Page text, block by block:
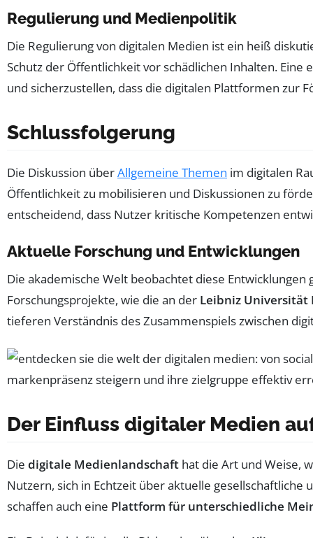
Regulierung und Medienpolitik
Die Regulierung von digitalen Medien ist ein heiß
Schutz der Öffentlichkeit vor schädlichen Inhalten. Eine
und sicherzustellen, dass die digitalen Plattformen zur
Schlussfolgerung
Die Diskussion überAllgemeine Themen im digitalen
Öffentlichkeit zu mobilisieren und Diskussionen zu
entscheidend, dass Nutzer kritische Kompetenzen
Aktuelle Forschung und Entwicklungen
Die akademische Welt beobachtet diese
Forschungsprojekte, wie die an der Leibniz Universität
tieferen Verständnis des Zusammenspiels zwischen
Der Einfluss digitaler Medien
Die digitale Medienlandschaft hat die Art und Weise,
Nutzern, sich in Echtzeit über aktuelle
schaffen auch eine Plattform für unterschiedliche